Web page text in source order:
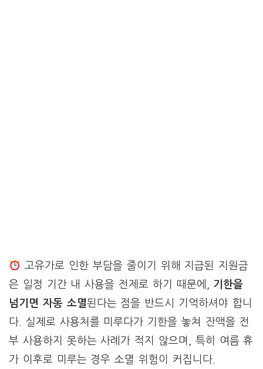
고유가로 인한 부담을 줄이기 위해 지급된 지원금
은 일정 기간 내 사용을 전제로 하기 때문에, 기한을
넘기면 자동 소멸된다는 점을 반드시 기억하셔야 합니
다. 실제로 사용처를 미루다가 기한을 놓쳐 잔액을 전
부 사용하지 못하는 사례가 적지 않으며, 특히 여름 휴
가 이후로 미루는 경우 소멸 위험이 커집니다.